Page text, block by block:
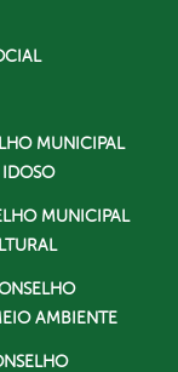
MUNICIPAL
MUNICIPAL
AMBIENTE